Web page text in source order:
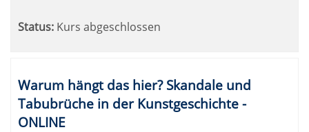
Status: Kurs abgeschlossen
Warum hängt das hier? Skandale und
Tabubrüche in der Kunstgeschichte -
ONLINE